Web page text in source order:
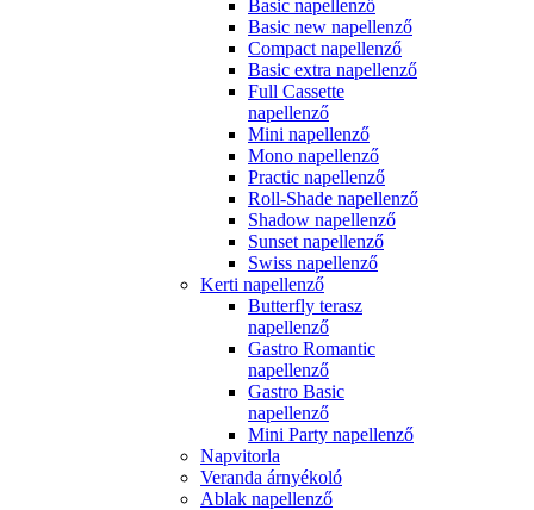
Basic napellenző
Basic new napellenző
Compact napellenző
Basic extra napellenző
Full Cassette
napellenző
Mini napellenző
Mono napellenző
Practic napellenző
Roll-Shade napellenző
Shadow napellenző
Sunset napellenző
Swiss napellenző
Kerti napellenző
Butterfly terasz
napellenző
Gastro Romantic
napellenző
Gastro Basic
napellenző
Mini Party napellenző
Napvitorla
Veranda árnyékoló
Ablak napellenző